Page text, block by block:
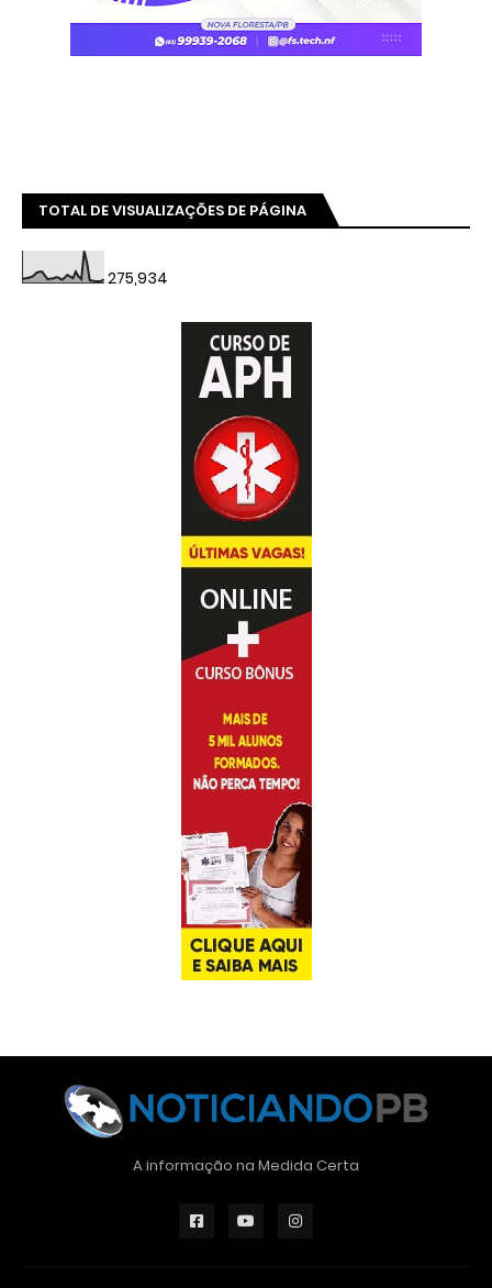
TOTAL DE VISUALIZAÇÕES DE PÁGINA
275,934
A informação na Medida Certa